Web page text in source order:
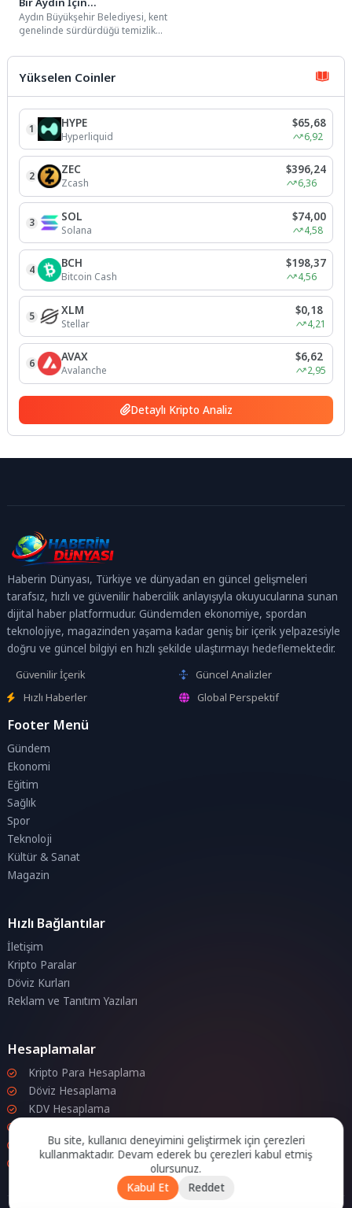
Çalışmalarımıza Devam
Ediyoruz
Aydın Büyükşehir Belediyesi, kent
genelinde sürdürdüğü temizlik
yanında titiz bir çalışma...
Yükselen Coinler
1 HYPE
Hyperliquid
$65,68
6,92
2 ZEC
Zcash
$396,24
6,36
3 SOL
Solana
$74,00
4,58
4 BCH
Bitcoin Cash
$198,37
4,56
5 XLM
Stellar
$0,18
4,21
6 AVAX
Avalanche
$6,62
2,95
Detaylı Kripto Analiz
Haberin Dünyası, Türkiye ve dünyadan en güncel gelişmeleri
tarafsız, hızlı ve güvenilir habercilik anlayışıyla okuyucularına sunan
dijital haber platformudur. Gündemden ekonomiye, spordan
teknolojiye, magazinden yaşama kadar geniş bir içerik yelpazesiyle
doğru ve güncel bilgiyi en hızlı şekilde ulaştırmayı hedeflemektedir.
Güvenilir İçerik
Güncel Analizler
Hızlı Haberler
Global Perspektif
Footer Menü
Gündem
Ekonomi
Eğitim
Sağlık
Spor
Teknoloji
Kültür & Sanat
Magazin
Hızlı Bağlantılar
İletişim
Kripto Paralar
Döviz Kurları
Reklam ve Tanıtım Yazıları
Hesaplamalar
Kripto Para Hesaplama
Döviz Hesaplama
KDV Hesaplama
Zam Hesaplama
Bileşik Hesaplama
Bu site, kullanıcı deneyimini geliştirmek için çerezleri
kullanmaktadır. Devam ederek bu çerezleri kabul etmiş
olursunuz.
Kabul Et
Reddet